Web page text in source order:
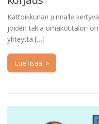
Kattoikkunan pinnalle
joiden takia omakotitalon
yhteyttä […]
Lue lisää »